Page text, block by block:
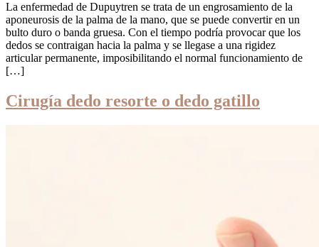
La enfermedad de Dupuytren se trata de un engrosamiento de la
aponeurosis de la palma de la mano, que se puede convertir en un
bulto duro o banda gruesa. Con el tiempo podría provocar que los
dedos se contraigan hacia la palma y se llegase a una rigidez
articular permanente, imposibilitando el normal funcionamiento de
[…]
Cirugía dedo resorte o dedo gatillo